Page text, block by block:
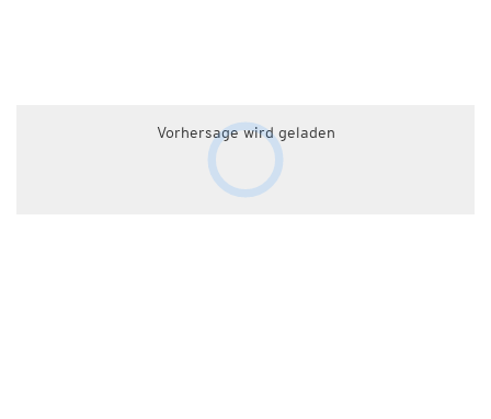
Vorhersage wird geladen